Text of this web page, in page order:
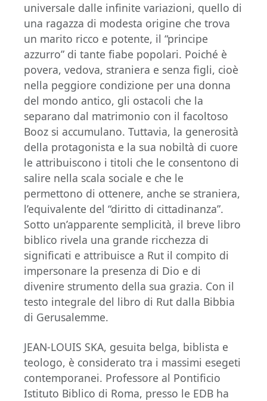
universale dalle infinite variazioni, quello di
una ragazza di modesta origine che trova
un marito ricco e potente, il “principe
azzurro” di tante fiabe popolari. Poiché è
povera, vedova, straniera e senza figli, cioè
nella peggiore condizione per una donna
del mondo antico, gli ostacoli che la
separano dal matrimonio con il facoltoso
Booz si accumulano. Tuttavia, la generosità
della protagonista e la sua nobiltà di cuore
le attribuiscono i titoli che le consentono di
salire nella scala sociale e che le
permettono di ottenere, anche se straniera,
l’equivalente del “diritto di cittadinanza”.
Sotto un’apparente semplicità, il breve libro
biblico rivela una grande ricchezza di
significati e attribuisce a Rut il compito di
impersonare la presenza di Dio e di
divenire strumento della sua grazia. Con il
testo integrale del libro di Rut dalla Bibbia
di Gerusalemme.
JEAN-LOUIS SKA, gesuita belga, biblista e
teologo, è considerato tra i massimi esegeti
contemporanei. Professore al Pontificio
Istituto Biblico di Roma, presso le EDB ha